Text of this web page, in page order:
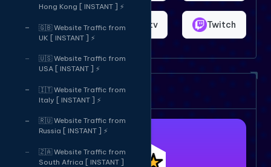
Hong Kong [ INSTANT ] ⚡
🇬🇧 Website Traffic from
UK [ INSTANT ] ⚡
🇺🇸 Website Traffic from
USA [ INSTANT ] ⚡
🇮🇹 Website Traffic from
Italy [ INSTANT ] ⚡
🇷🇺 Website Traffic from
Russia [ INSTANT ] ⚡
🇿🇦 Website Traffic from
South Africa [ INSTANT ]
Shopee Bigo.tv Twitch
Dịch vụ của chúng tôi